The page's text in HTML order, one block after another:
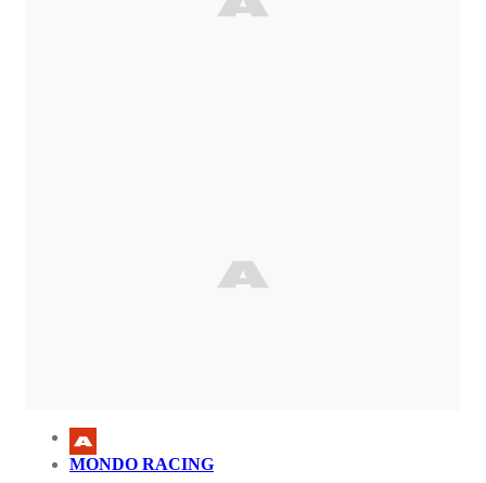
MONDO RACING